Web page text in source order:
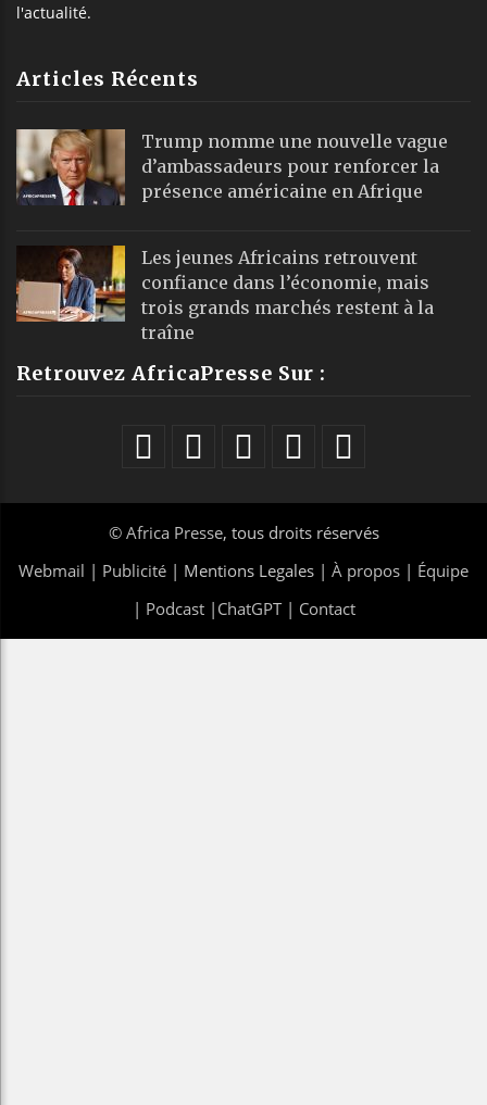
l'actualité.
Articles Récents
Trump nomme une nouvelle vague
d’ambassadeurs pour renforcer la
présence américaine en Afrique
Les jeunes Africains retrouvent
confiance dans l’économie, mais
trois grands marchés restent à la
traîne
Retrouvez AfricaPresse Sur :
© Africa Presse, tous droits réservés
Webmail | Publicité | Mentions Legales | À propos | Équipe
| Podcast| ChatGPT| Contact